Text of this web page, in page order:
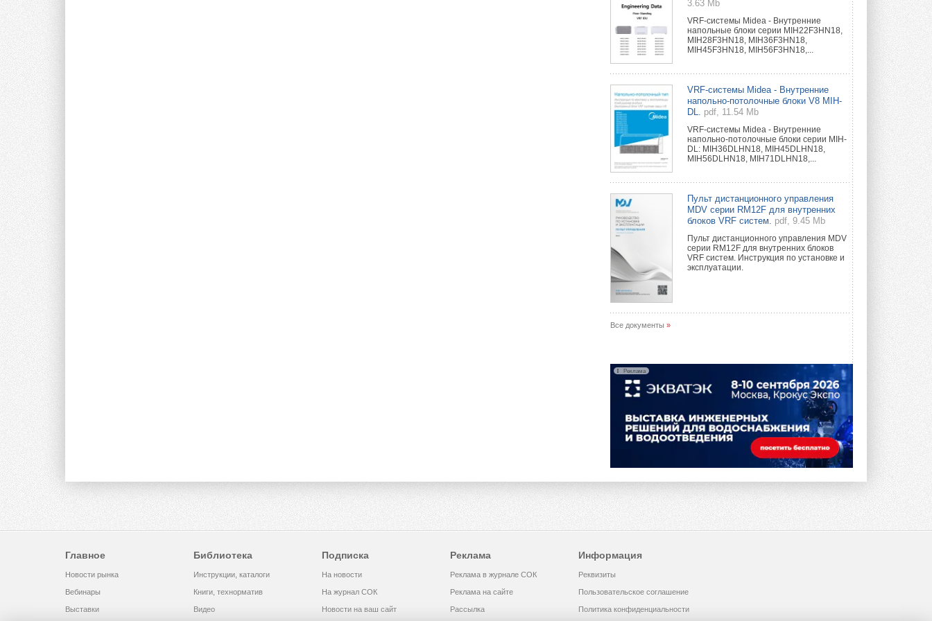
3.63 Mb
VRF-системы Midea - Внутренние
напольные блоки серии MIH22F3HN18,
MIH28F3HN18, MIH36F3HN18,
MIH45F3HN18, MIH56F3HN18,...
VRF-системы Midea - Внутренние
напольно-потолочные блоки V8 MIH-
DL.
pdf, 11.54 Mb
VRF-системы Midea - Внутренние
напольно-потолочные блоки серии MIH-
DL: MIH36DLHN18, MIH45DLHN18,
MIH56DLHN18, MIH71DLHN18,...
Пульт дистанционного управления
MDV серии RM12F для внутренних
блоков VRF систем.
pdf, 9.45 Mb
Пульт дистанционного управления MDV
серии RM12F для внутренних блоков
VRF систем. Инструкция по установке и
эксплуатации.
Все документы »
Реклама
Главное
Новости рынка
Вебинары
Выставки
Библиотека
Инструкции, каталоги
Книги, технорматив
Видео
Подписка
На новости
На журнал СОК
Новости на ваш сайт
Реклама
Реклама в журнале СОК
Реклама на сайте
Рассылка
Информация
Реквизиты
Пользовательское соглашение
Политика конфиденциальности